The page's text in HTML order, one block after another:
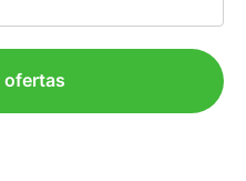
ofertas